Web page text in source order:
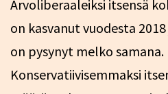
Arvoliberaaleiksi itsensä
on kasvanut vuodesta
on pysynyt melko samana.
Konservatiivisemmaksi